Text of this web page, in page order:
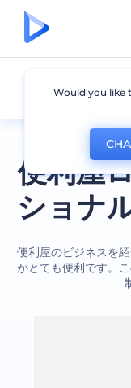
便利屋
ショナ
便利屋のビジネスを
がとても便利です。
便利屋
Would you like